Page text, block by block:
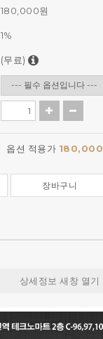
180,000원
1%
(무료)
옵션 적용가 180,000
장바구니
상세정보 새창 열기